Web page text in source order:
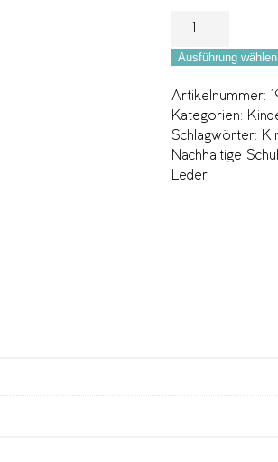
Ausführung wählen
Artikelnummer:
Kategorien:
Schlagwörter:
Nachhaltige
Leder